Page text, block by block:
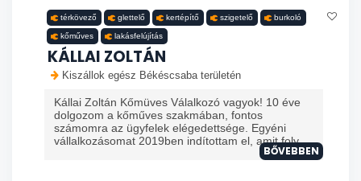
térkövező glettelő kertépítő szigetelő burkoló
kőműves lakásfelújítás
KÁLLAI ZOLTÁN
Kiszállok egész Békéscsaba területén
Kállai Zoltán Kőmüves Válalkozó vagyok! 10 éve
dolgozom a kőműves szakmában, fontos
számomra az ügyfelek elégedettsége. Egyéni
vállalkozásomat 2019ben indítottam el, amit foly...
BŐVEBBEN